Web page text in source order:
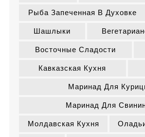
Рыба Запеченная В Духовке
Шашлыки
Восточные Сладости
Кавказская Кухня
Маринад Для
Маринад Для
Молдавская Кухня